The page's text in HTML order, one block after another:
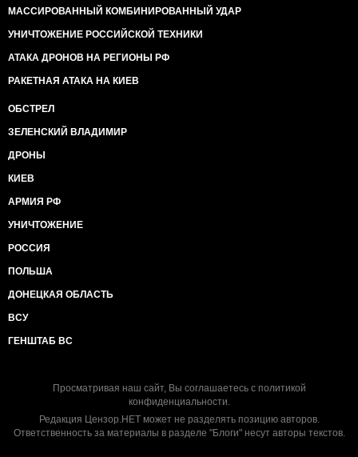
МАССИРОВАННЫЙ КОМБИНИРОВАННЫЙ УДАР
УНИЧТОЖЕНИЕ РОССИЙСКОЙ ТЕХНИКИ
АТАКА ДРОНОВ НА РЕГИОНЫ РФ
РАКЕТНАЯ АТАКА НА КИЕВ
ОБСТРЕЛ
ЗЕЛЕНСКИЙ ВЛАДИМИР
ДРОНЫ
КИЕВ
АРМИЯ РФ
УНИЧТОЖЕНИЕ
РОССИЯ
ПОЛЬША
ДОНЕЦКАЯ ОБЛАСТЬ
ВСУ
ГЕНШТАБ ВС
Просматривая наш сайт, Вы соглашаетесь с политикой
конфиденциальности.
Редакция Цензор.НЕТ может не разделять позицию авторов.
Ответственность за материалы в разделе "Блоги" несут авторы текстов.